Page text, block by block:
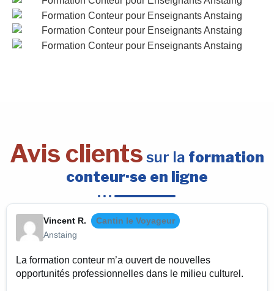
Avis clients sur la formation
conteur·se en ligne
Vincent R.
Cantin le Voyageur
Anstaing
La formation conteur m’a ouvert de nouvelles
opportunités professionnelles dans le milieu culturel.